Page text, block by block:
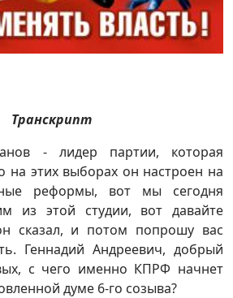
Транскрипт
- лидер партии, которая
на этих выборах он настроен на
реформы, вот мы сегодня
из этой студии, вот давайте
сказал, и потом попрошу вас
Геннадий Андреевич, добрый
с чего именно КПРФ начнет
думе 6-го созыва?